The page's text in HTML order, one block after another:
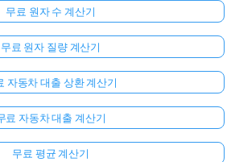
무료 원자 수 계산기
무료 원자 질량 계산기
자동차 대출 상환 계산기
료 자동차 대출 계산기
무료 평균 계산기